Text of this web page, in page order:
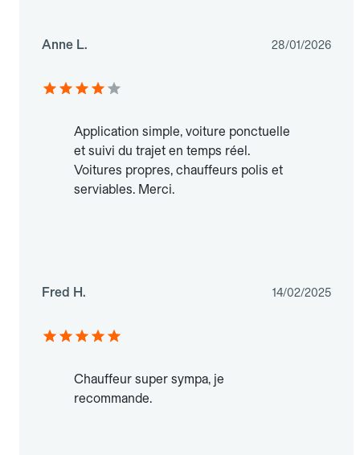
Anne L. 28/01/2026
Application simple, voiture ponctuelle
et suivi du trajet en temps réel.
Voitures propres, chauffeurs polis et
serviables. Merci.
Fred H. 14/02/2025
Chauffeur super sympa, je
recommande.